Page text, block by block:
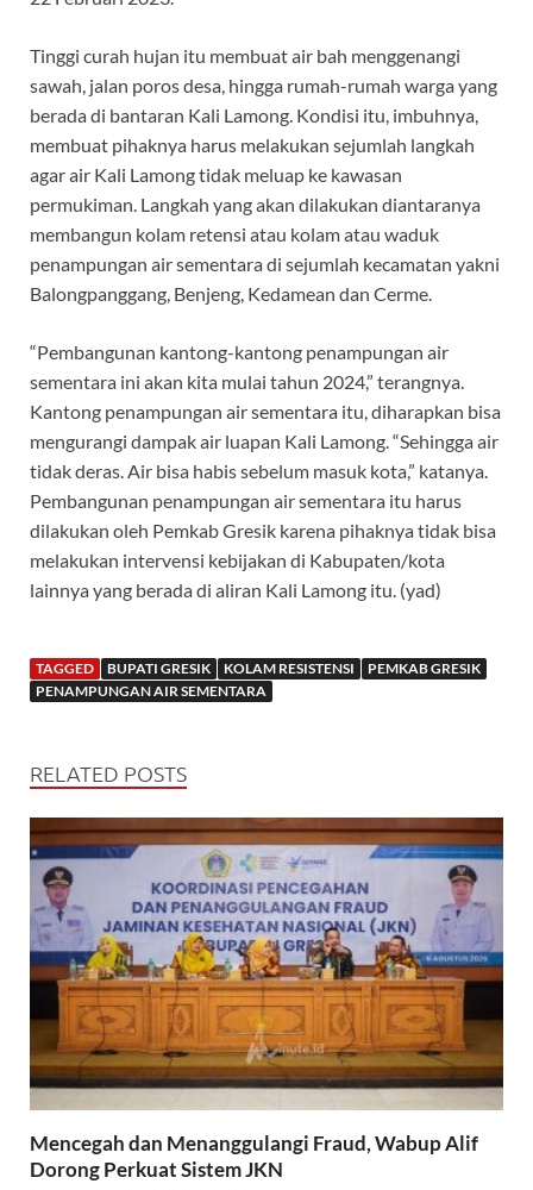
Tinggi curah hujan itu membuat air bah menggenangi
sawah, jalan poros desa, hingga rumah-rumah warga yang
berada di bantaran Kali Lamong. Kondisi itu, imbuhnya,
membuat pihaknya harus melakukan sejumlah langkah
agar air Kali Lamong tidak meluap ke kawasan
permukiman. Langkah yang akan dilakukan diantaranya
membangun kolam retensi atau kolam atau waduk
penampungan air sementara di sejumlah kecamatan yakni
Balongpanggang, Benjeng, Kedamean dan Cerme.
“Pembangunan kantong-kantong penampungan air
sementara ini akan kita mulai tahun 2024,” terangnya.
Kantong penampungan air sementara itu, diharapkan bisa
mengurangi dampak air luapan Kali Lamong. “Sehingga air
tidak deras. Air bisa habis sebelum masuk kota,” katanya.
Pembangunan penampungan air sementara itu harus
dilakukan oleh Pemkab Gresik karena pihaknya tidak bisa
melakukan intervensi kebijakan di Kabupaten/kota
lainnya yang berada di aliran Kali Lamong itu. (yad)
TAGGED BUPATI GRESIK KOLAM RESISTENSI
PEMKAB GRESIK
PENAMPUNGAN AIR SEMENTARA
RELATED POSTS
Mencegah dan Menanggulangi Fraud, Wabup Alif
Dorong Perkuat Sistem JKN